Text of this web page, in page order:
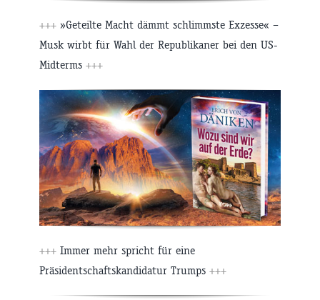
+++ »Geteilte Macht dämmt schlimmste Exzesse« –
Musk wirbt für Wahl der Republikaner bei den US-
Midterms +++
+++ Immer mehr spricht für eine
Präsidentschaftskandidatur Trumps +++